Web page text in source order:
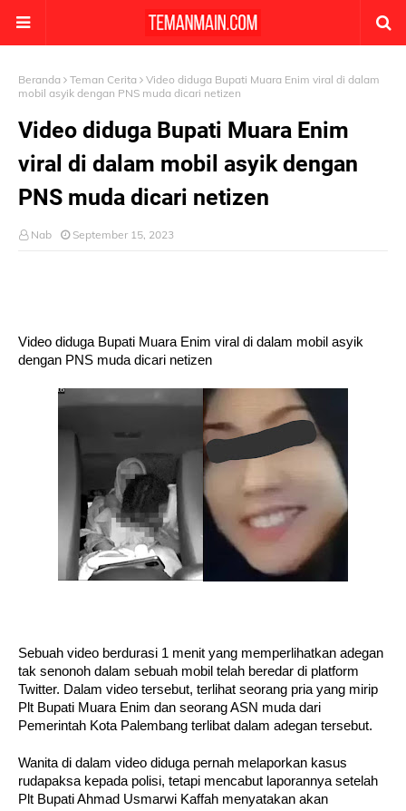
Beranda Teman Cerita
Video diduga Bupati Muara Enim viral di dalam
mobil asyik dengan PNS muda dicari netizen
Video diduga Bupati Muara Enim
viral di dalam mobil asyik dengan
PNS muda dicari netizen
Nab September 15, 2023
Video diduga Bupati Muara Enim viral di dalam mobil asyik
dengan PNS muda dicari netizen
Sebuah video berdurasi 1 menit yang memperlihatkan adegan
tak senonoh dalam sebuah mobil telah beredar di platform
Twitter. Dalam video tersebut, terlihat seorang pria yang mirip
Plt Bupati Muara Enim dan seorang ASN muda dari
Pemerintah Kota Palembang terlibat dalam adegan tersebut.
Wanita di dalam video diduga pernah melaporkan kasus
rudapaksa kepada polisi, tetapi mencabut laporannya setelah
Plt Bupati Ahmad Usmarwi Kaffah menyatakan akan